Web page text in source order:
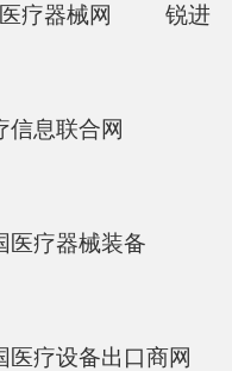
疗器械网 锐进
信息联合网
医疗器械装备
疗设备出口商网